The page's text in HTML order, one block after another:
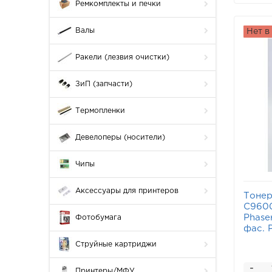
Ремкомплекты и печки
Валы
Ракели (лезвия очистки)
ЗиП (запчасти)
Термопленки
Девелоперы (носители)
Чипы
Аксессуары для принтеров
Фотобумага
Струйные картриджи
Нет
фас.
-